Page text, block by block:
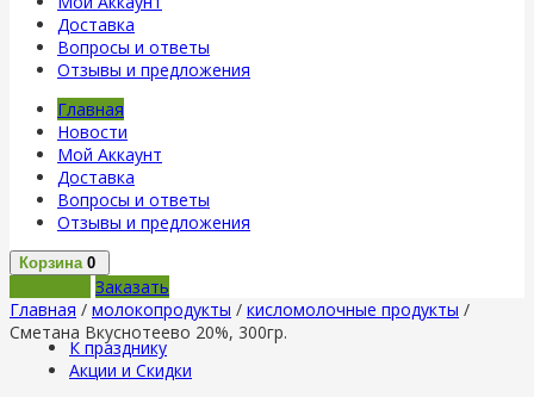
Доставка
Вопросы и ответы
Отзывы и предложения
Главная
Новости
Мой Аккаунт
Доставка
Вопросы и ответы
Отзывы и предложения
Корзина 0
Заказать
Главная / молокопродукты / кисломолочные продукты /
Сметана Вкуснотеево 20%, 300гр.
К празднику
Акции и Скидки